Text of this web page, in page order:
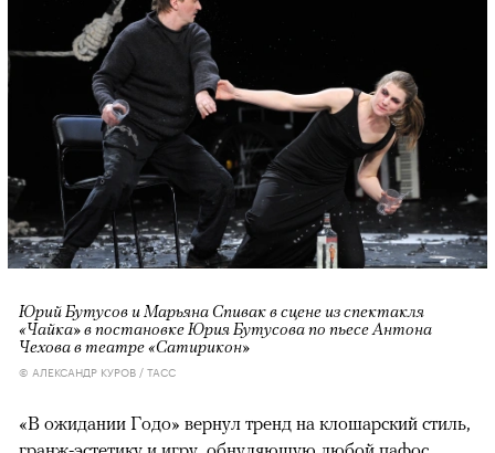
Юрий Бутусов и Марьяна Спивак в сцене из спектакля
«Чайка» в постановке Юрия Бутусова по пьесе Антона
Чехова в театре «Сатирикон»
© АЛЕКСАНДР КУРОВ / ТАСС
«В ожидании Годо» вернул тренд на клошарский стиль,